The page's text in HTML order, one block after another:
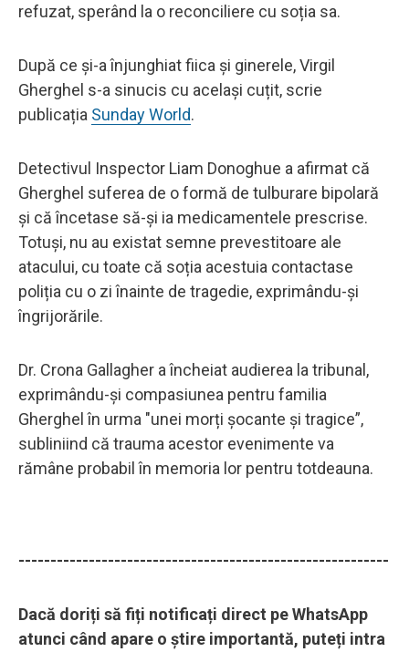
refuzat, sperând la o reconciliere cu soția sa.
După ce și-a înjunghiat fiica și ginerele, Virgil
Gherghel s-a sinucis cu același cuțit, scrie
publicația Sunday World.
Detectivul Inspector Liam Donoghue a afirmat că
Gherghel suferea de o formă de tulburare bipolară
și că încetase să-și ia medicamentele prescrise.
Totuși, nu au existat semne prevestitoare ale
atacului, cu toate că soția acestuia contactase
poliția cu o zi înainte de tragedie, exprimându-și
îngrijorările.
Dr. Crona Gallagher a încheiat audierea la tribunal,
exprimându-și compasiunea pentru familia
Gherghel în urma "unei morți șocante și tragice”,
subliniind că trauma acestor evenimente va
rămâne probabil în memoria lor pentru totdeauna.
----------------------------------------------------------
Dacă doriți să fiți notificați direct pe WhatsApp
atunci când apare o știre importantă, puteți intra